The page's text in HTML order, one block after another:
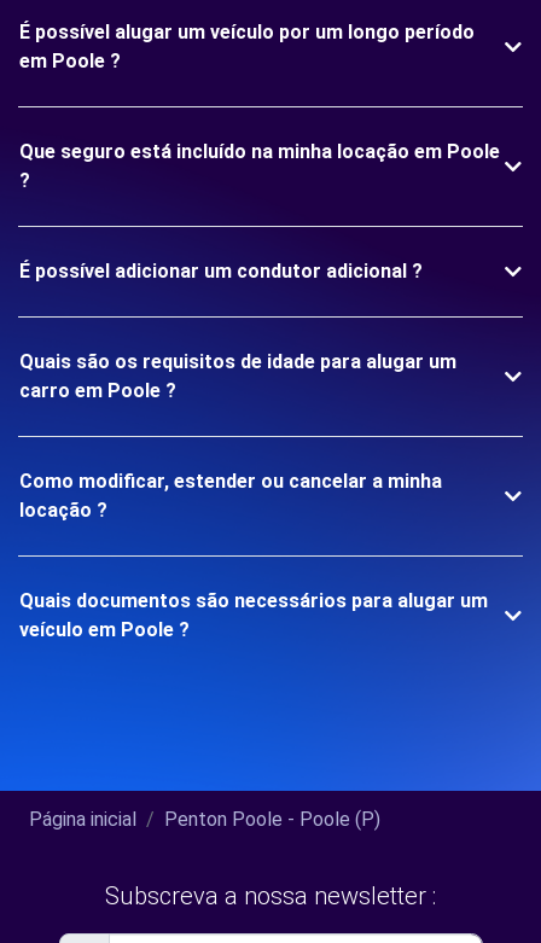
É possível alugar um veículo por um longo período
em Poole ?
Que seguro está incluído na minha locação em Poole
?
É possível adicionar um condutor adicional ?
Quais são os requisitos de idade para alugar um
carro em Poole ?
Como modificar, estender ou cancelar a minha
locação ?
Quais documentos são necessários para alugar um
veículo em Poole ?
Página inicial Penton Poole - Poole (P)
Subscreva a nossa newsletter :